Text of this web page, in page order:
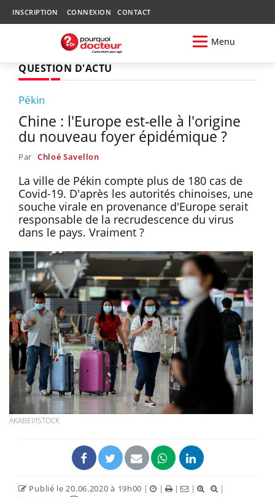
INSCRIPTION CONNEXION CONTACT
Menu
QUESTION D'ACTU
Pékin
Chine : l'Europe est-elle à l'origine
du nouveau foyer épidémique ?
Par Chloé Savellon
La ville de Pékin compte plus de 180 cas de
Covid-19. D'après les autorités chinoises, une
souche virale en provenance d'Europe serait
responsable de la recrudescence du virus
dans le pays. Vraiment ?
AKABEI/ISTOCK
Publié le 20.06.2020 à 19h00 | | | |
|